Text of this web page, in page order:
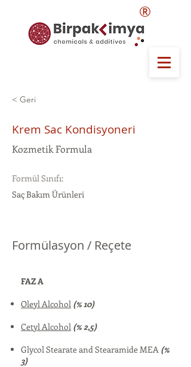
®
< Geri
Krem Sac Kondisyoneri
Kozmetik Formula
Formül Sınıfı:
Saç Bakım Ürünleri
Formülasyon / Reçete
FAZ A
Oleyl Alcohol (% 10)
Cetyl Alcohol (% 2,5)
Glycol Stearate and Stearamide MEA (%
3)